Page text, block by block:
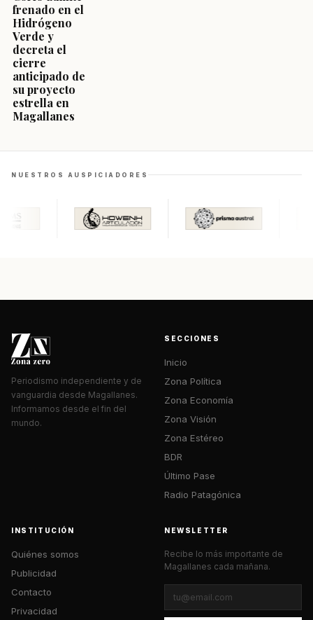
frenado en el
Hidrógeno
Verde y
decreta el
cierre
anticipado de
su proyecto
estrella en
Magallanes
NUESTROS AUSPICIADORES
Periodismo independiente y de
vanguardia desde Magallanes.
Informamos desde el fin del
mundo.
SECCIONES
Inicio
Zona Política
Zona Economía
Zona Visión
Zona Estéreo
BDR
Último Pase
Radio Patagónica
INSTITUCIÓN
Quiénes somos
Publicidad
Contacto
Privacidad
NEWSLETTER
Recibe lo más importante de
Magallanes cada mañana.